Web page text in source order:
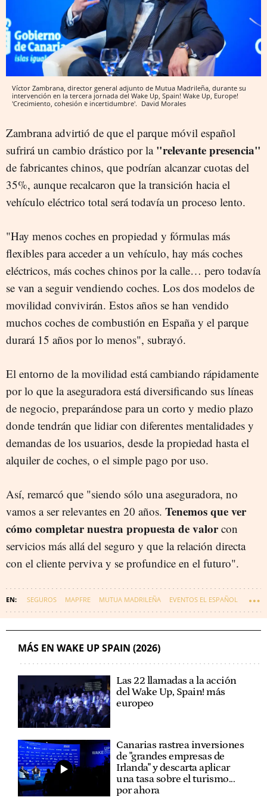
Víctor Zambrana, director general adjunto de Mutua Madrileña, durante su
intervención en la tercera jornada del Wake Up, Spain! Wake Up, Europe!
'Crecimiento, cohesión e incertidumbre'. David Morales
Zambrana advirtió de que el parque móvil español
sufrirá un cambio drástico por la"relevante presencia"
de fabricantes chinos, que podrían alcanzar cuotas del
35%, aunque recalcaron que la transición hacia el
vehículo eléctrico total será todavía un proceso lento.
"Hay menos coches en propiedad y fórmulas más
flexibles para acceder a un vehículo, hay más coches
eléctricos, más coches chinos por la calle… pero todavía
se van a seguir vendiendo coches. Los dos modelos de
movilidad convivirán. Estos años se han vendido
muchos coches de combustión en España y el parque
durará 15 años por lo menos", subrayó.
El entorno de la movilidad está cambiando rápidamente
por lo que la aseguradora está diversificando sus líneas
de negocio, preparándose para un corto y medio plazo
donde tendrán que lidiar con diferentes mentalidades y
demandas de los usuarios, desde la propiedad hasta el
alquiler de coches, o el simple pago por uso.
Así, remarcó que "siendo sólo una aseguradora, no
vamos a ser relevantes en 20 años. Tenemos que ver
cómo completar nuestra propuesta de valorcon
servicios más allá del seguro y que la relación directa
con el cliente perviva y se profundice en el futuro".
SEGUROS MAPFRE MUTUA MADRILEÑA EVENTOS EL ESPAÑOL
WAKE UP SPAIN
MÁS EN WAKE UP SPAIN (2026)
Las 22 llamadas a la acción
del Wake Up, Spain! más
europeo
Canarias rastrea inversiones
de "grandes empresas de
Irlanda" y descarta aplicar
una tasa sobre el turismo...
por ahora